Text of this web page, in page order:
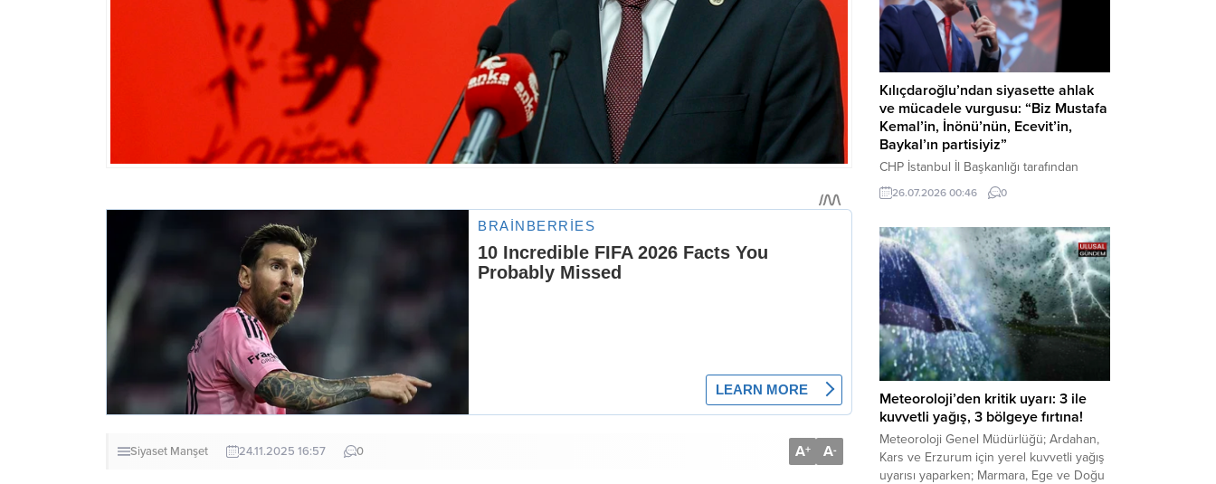
Siyaset Manşet 24.11.2025 16:57 0 A+ A-
Kılıçdaroğlu’ndan siyasette ahlak
ve mücadele vurgusu: “Biz Mustafa
Kemal’in, İnönü’nün, Ecevit’in,
Baykal’ın partisiyiz”
CHP İstanbul İl Başkanlığı tarafından
düzenlenen Üye Katılım Töreni’nde
konuşan Kemal Kılıçdaroğlu; partinin
beşli çetelerle mücadeleden Aile
Destekleri Sigortası’na kadar birçok kritik
konuda sert ve net mesajlar verdi. Haber
Merkezi – CHP Genel Başkanı Kemal
Kılıçdaroğlu, Rauf Denktaş Kültür
Merkezi’nde gerçekleştirilen ve yeni
üyelere rozetlerinin takıldığı...
26.07.2026 00:46 0
Meteoroloji’den kritik uyarı: 3 ile
kuvvetli yağış, 3 bölgeye fırtına!
Meteoroloji Genel Müdürlüğü; Ardahan,
Kars ve Erzurum için yerel kuvvetli yağış
uyarısı yaparken; Marmara, Ege ve Doğu